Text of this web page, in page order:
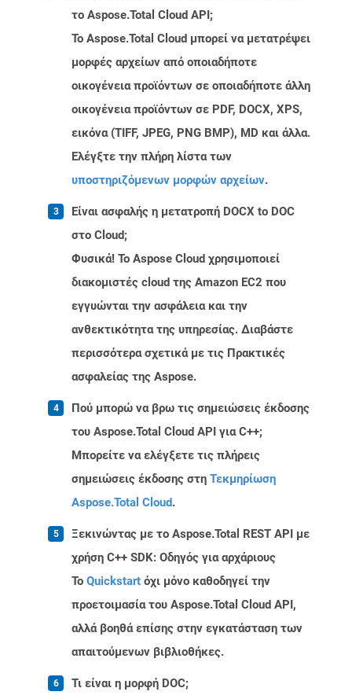
το Aspose.Total Cloud API;
Το Aspose.Total Cloud μπορεί να μετατρέψει
μορφές αρχείων από οποιαδήποτε
οικογένεια προϊόντων σε οποιαδήποτε άλλη
οικογένεια προϊόντων σε PDF, DOCX, XPS,
εικόνα (TIFF, JPEG, PNG BMP), MD και άλλα.
Ελέγξτε την πλήρη λίστα των
υποστηριζόμενων μορφών αρχείων.
Είναι ασφαλής η μετατροπή DOCX to DOC
στο Cloud;
Φυσικά! Το Aspose Cloud χρησιμοποιεί
διακομιστές cloud της Amazon EC2 που
εγγυώνται την ασφάλεια και την
ανθεκτικότητα της υπηρεσίας. Διαβάστε
περισσότερα σχετικά με τις Πρακτικές
ασφαλείας της Aspose.
Πού μπορώ να βρω τις σημειώσεις έκδοσης
του Aspose.Total Cloud API για C++;
Μπορείτε να ελέγξετε τις πλήρεις
σημειώσεις έκδοσης στη Τεκμηρίωση
Aspose.Total Cloud.
Ξεκινώντας με το Aspose.Total REST API με
χρήση C++ SDK: Οδηγός για αρχάριους
Το Quickstart όχι μόνο καθοδηγεί την
προετοιμασία του Aspose.Total Cloud API,
αλλά βοηθά επίσης στην εγκατάσταση των
απαιτούμενων βιβλιοθήκες.
Τι είναι η μορφή DOC;